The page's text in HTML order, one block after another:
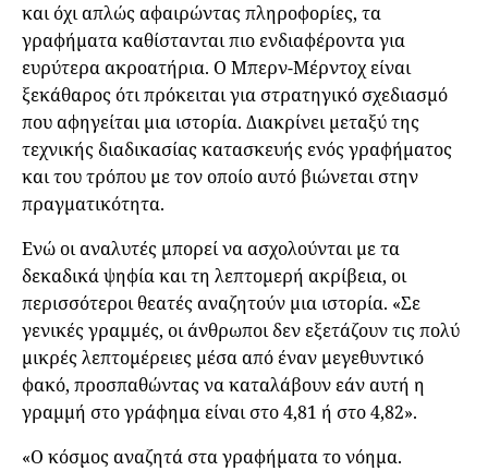
και όχι απλώς αφαιρώντας πληροφορίες, τα
γραφήματα καθίστανται πιο ενδιαφέροντα για
ευρύτερα ακροατήρια. Ο Μπερν-Μέρντοχ είναι
ξεκάθαρος ότι πρόκειται για στρατηγικό σχεδιασμό
που αφηγείται μια ιστορία. Διακρίνει μεταξύ της
τεχνικής διαδικασίας κατασκευής ενός γραφήματος
και του τρόπου με τον οποίο αυτό βιώνεται στην
πραγματικότητα.
Ενώ οι αναλυτές μπορεί να ασχολούνται με τα
δεκαδικά ψηφία και τη λεπτομερή ακρίβεια, οι
περισσότεροι θεατές αναζητούν μια ιστορία. «Σε
γενικές γραμμές, οι άνθρωποι δεν εξετάζουν τις πολύ
μικρές λεπτομέρειες μέσα από έναν μεγεθυντικό
φακό, προσπαθώντας να καταλάβουν εάν αυτή η
γραμμή στο γράφημα είναι στο 4,81 ή στο 4,82».
«Ο κόσμος αναζητά στα γραφήματα το νόημα.